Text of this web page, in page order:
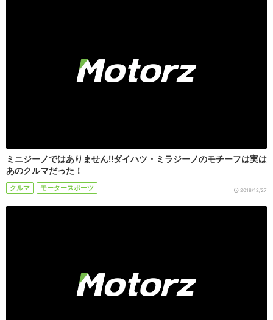
ミニジーノではありません!!ダイハツ・ミラジーノのモチーフは実は
あのクルマだった！
クルマ モータースポーツ 2018/12/27